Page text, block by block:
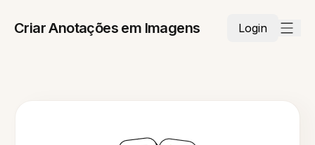
Criar Anotações em Imagens Login